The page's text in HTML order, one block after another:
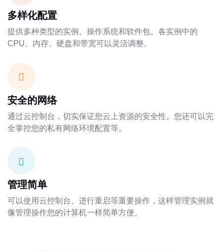
多样化配置
提供多种类型的实例、操作系统和软件包。各实例中的
CPU、内存、硬盘和带宽可以灵活调整。
安全的网络
通过云控制台，切实保证您云上资源的安全性。您还可以完
全掌控您的私有网络环境配置等。
管理简单
可以使用云控制台、进行重启等重要操作，这样管理实例就
像管理操作您的计算机一样简单方便。